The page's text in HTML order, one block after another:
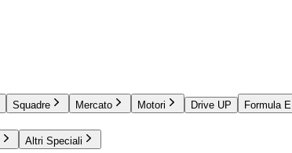
Squadre Mercato Motori Drive UP Formula E
Altri Speciali